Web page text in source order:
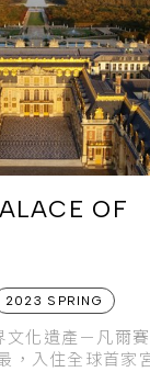
OF
2023 SPRING
化遺產－凡爾賽
，入住全球首家